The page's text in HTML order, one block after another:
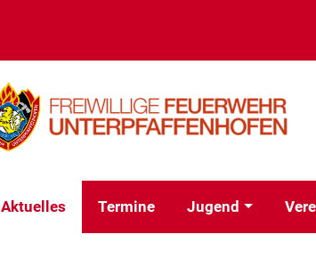
Aktuelles Termine Jugend